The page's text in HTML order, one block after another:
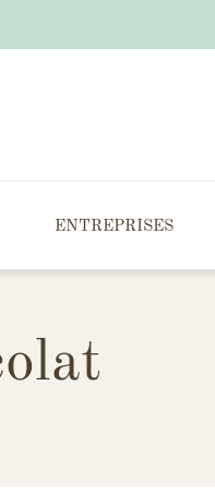
ENTREPRISES